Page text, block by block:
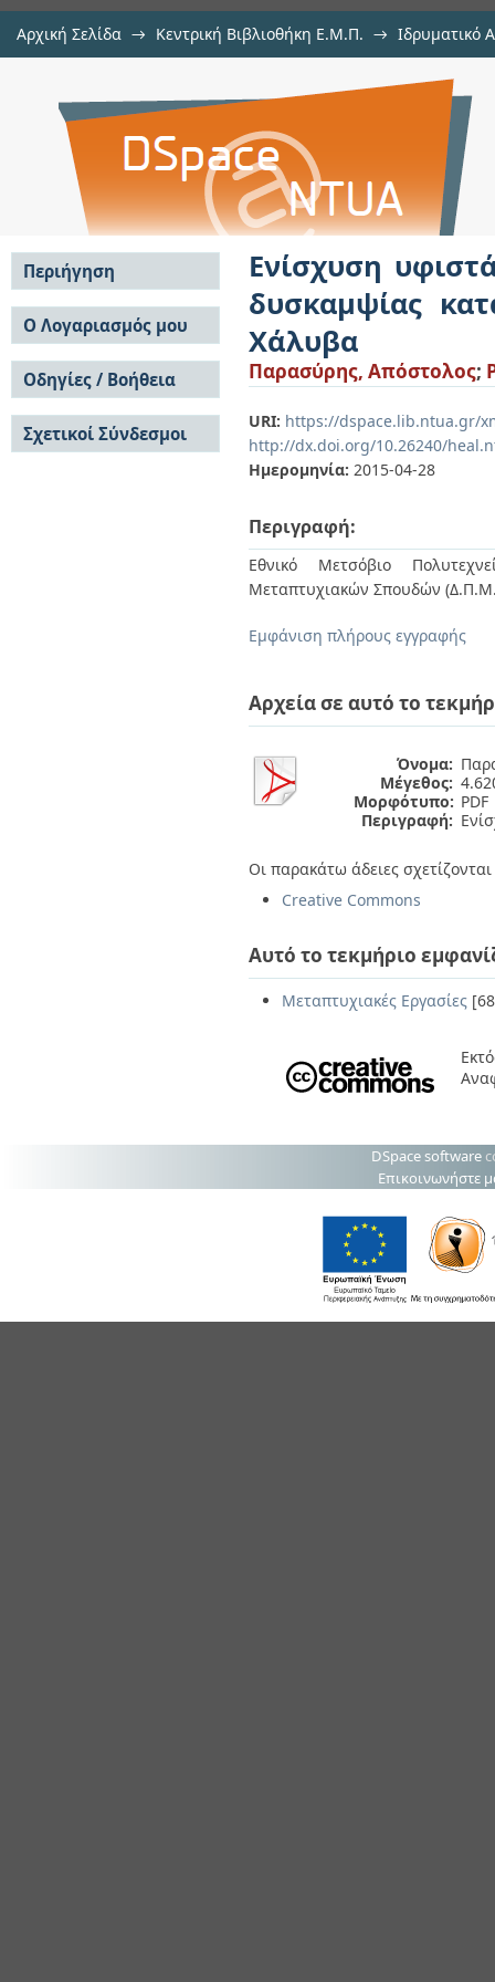
Αρχική Σελίδα → Κεντρική Βιβλιοθήκη Ε.Μ.Π. → Ιδρυματικό
Ενίσχυση υφιστάμενου κτρίου
την προσθήκη ορόφου από
Ενίσχυση
δυσκαμψίας
Χάλυβα
Παρασύρης, Απόστολος;
URI: https://dspace.lib.ntua.gr/
http://dx.doi.org/10.26240/
Ημερομηνία: 2015-04-28
Περιγραφή:
Εθνικό Μετσόβιο
Μεταπτυχιακών Σπουδών
Εμφάνιση πλήρους εγγραφής
Αρχεία σε αυτό το
Όνομα:
Μέγεθος:
Μορφότυπο: PDF
Περιγραφή:
Οι παρακάτω άδειες
Creative Commons
Αυτό το τεκμήριο
Μεταπτυχιακές Εργασίες
Περιήγηση
Σε όλο το DSpace
Κοινότητες & Συλλογές
Ανά Ημερομηνία
Έκδοσης
Συγγραφείς
Τίτλοι
Θέματα
Ο Λογαριασμός μου
Σύνδεση
Εγγραφή
Οδηγίες / Βοήθεια
Οδηγίες Υποβολής
Οδηγίες Χρήσης ΙΑ
Συχνές Ερωτήσεις
Σχετικοί Σύνδεσμοι
DSpace software
Επικοινωνήστε